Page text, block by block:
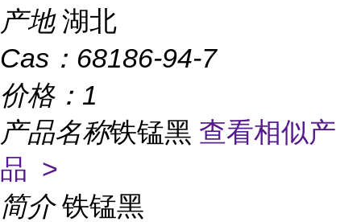
产地 湖北
Cas： 68186-94-7
价格： 1
产品名称铁锰黑 查看相似产
品 >
简介 铁锰黑